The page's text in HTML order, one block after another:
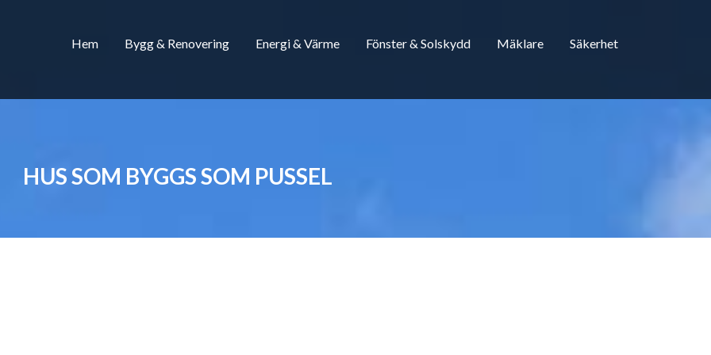
Hem Bygg & Renovering Energi & Värme Fönster & Solskydd Mäklare Säkerhet
HUS SOM BYGGS SOM PUSSEL